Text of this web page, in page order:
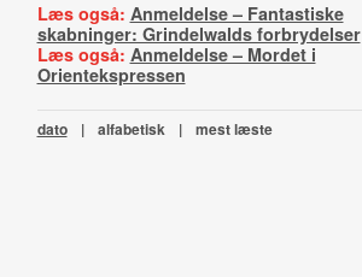
Læs også: Anmeldelse – Fantastiske
skabninger: Grindelwalds forbrydelser
Læs også: Anmeldelse – Mordet i
Orientekspressen
dato | alfabetisk | mest læste